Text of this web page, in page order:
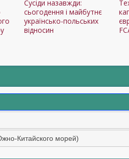
Сусіди назавжди:
сьогодення і майбутнє
українсько-польських
відносин
Китайского морей)